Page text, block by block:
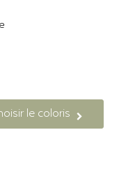
le coloris